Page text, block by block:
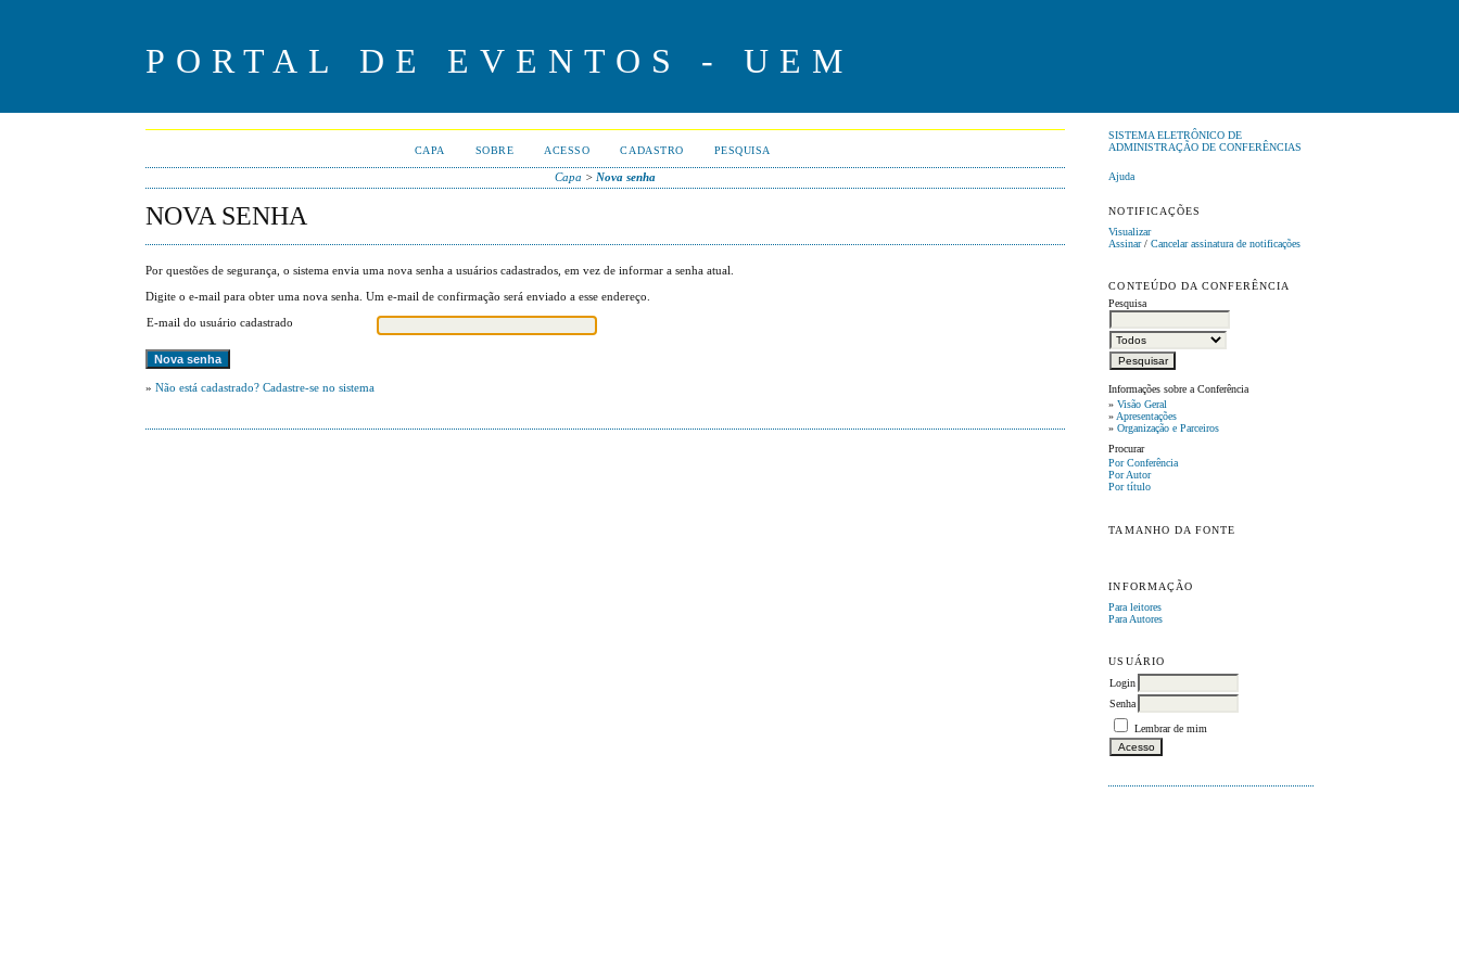
PORTAL DE EVENTOS - UEM
SISTEMA ELETRÔNICO DE
ADMINISTRAÇÃO DE CONFERÊNCIAS
Ajuda
NOTIFICAÇÕES
Visualizar
Assinar/Cancelar assinatura de notificações
CONTEÚDO DA CONFERÊNCIA
Pesquisa
Informações sobre a Conferência
»Visão Geral
» Apresentações
»Organização e Parceiros
Procurar
Por Conferência
Por Autor
Por título
TAMANHO DA FONTE
INFORMAÇÃO
Para leitores
Para Autores
USUÁRIO
Login
Senha
Lembrar de mim
CAPA SOBRE ACESSO CADASTRO PESQUISA
Capa > Nova senha
NOVA SENHA
Por questões de segurança, o sistema envia uma nova senha a usuários cadastrados, em vez de informar a senha atual.
Digite o e-mail para obter uma nova senha. Um e-mail de confirmação será enviado a esse endereço.
E-mail do usuário cadastrado
»Não está cadastrado? Cadastre-se no sistema